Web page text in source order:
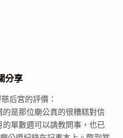
分享
后宮的評價：
是那位廟公真的很糟糕對信
單數週可以請教問事，也已